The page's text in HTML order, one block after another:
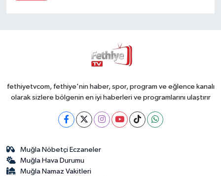
fethiyetvcom, fethiye'nin haber, spor, program ve eğlence kanalı
olarak sizlere bölgenin en iyi haberleri ve programlarını ulaştırır
Muğla Nöbetçi Eczaneler
Muğla Hava Durumu
Muğla Namaz Vakitleri